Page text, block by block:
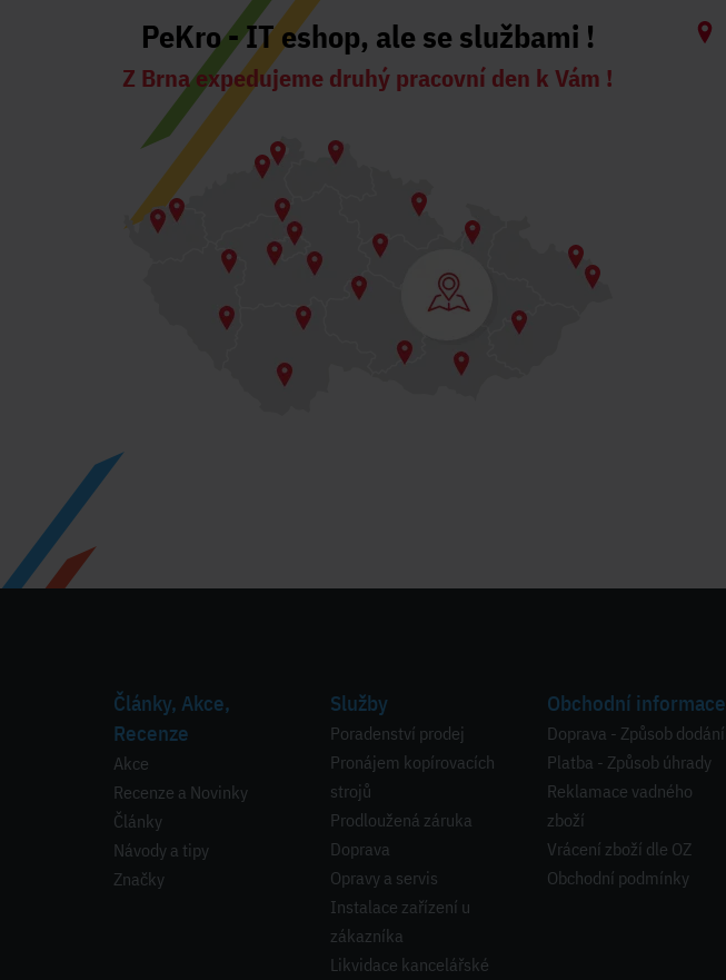
PeKro - IT eshop, ale se službami !
Z Brna expedujeme druhý pracovní den k Vám !
Články, Akce,
Recenze
Akce
Recenze a Novinky
Články
Návody a tipy
Značky
Služby
Poradenství prodej
Pronájem kopírovacích
strojů
Prodloužená záruka
Doprava
Opravy a servis
Instalace zařízení u
zákazníka
Likvidace kancelářské
Obchodní informace
Doprava - Způsob dodání
Platba - Způsob úhrady
Reklamace vadného
zboží
Vrácení zboží dle OZ
Obchodní podmínky